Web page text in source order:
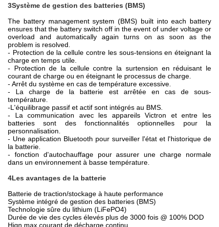
3Système de gestion des batteries (BMS)
The battery management system (BMS) built into each battery
ensures that the battery switch off in the event of under voltage or
overload and automatically again turns on as soon as the
problem is resolved.
- Protection de la cellule contre les sous-tensions en éteignant la
charge en temps utile.
- Protection de la cellule contre la surtension en réduisant le
courant de charge ou en éteignant le processus de charge.
- Arrêt du système en cas de température excessive.
- La charge de la batterie est arrêtée en cas de sous-
température.
-L'équilibrage passif et actif sont intégrés au BMS.
- La communication avec les appareils Victron et entre les
batteries sont des fonctionnalités optionnelles pour la
personnalisation.
- Une application Bluetooth pour surveiller l'état et l'historique de
la batterie.
- fonction d'autochauffage pour assurer une charge normale
dans un environnement à basse température.
4Les avantages de la batterie
Batterie de traction/stockage à haute performance
Système intégré de gestion des batteries (BMS)
Technologie sûre du lithium (LiFePO4)
Durée de vie des cycles élevés plus de 3000 fois @ 100% DOD
Hign max courant de décharge continu